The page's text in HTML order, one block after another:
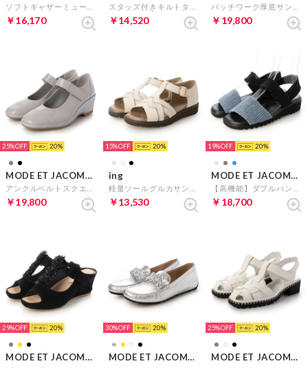
￥16,170 ￥14,520 ￥19,800
25% 20
MODE ET JACOMO D'ICI
￥19,800
15% 20
ing
￥13,530
19% 20
MODE ET JACOMO D'ICI
￥18,700
29% 20
MODE ET JACOMO D'ICI
30% 20
MODE ET JACOMO D'ICI
25% 20
MODE ET JACOMO D'ICI